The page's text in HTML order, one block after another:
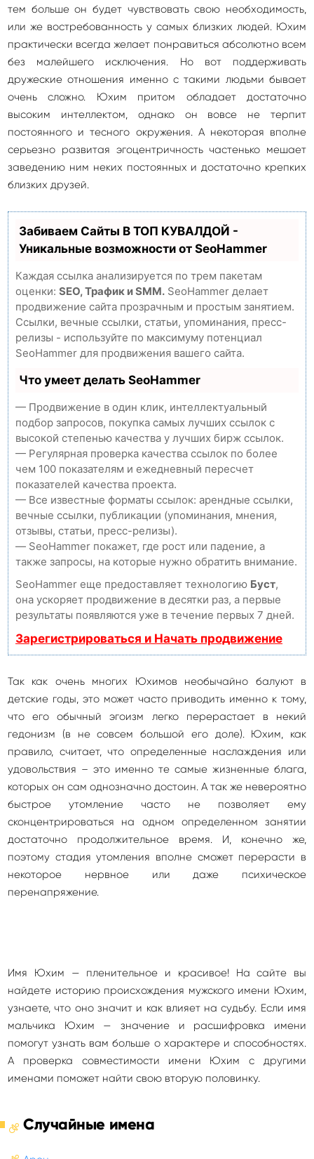
тем больше он будет чувствовать свою необходимость,
или же востребованность у самых близких людей. Юхим
практически всегда желает понравиться абсолютно всем
без малейшего исключения. Но вот поддерживать
дружеские отношения именно с такими людьми бывает
очень сложно. Юхим притом обладает достаточно
высоким интеллектом, однако он вовсе не терпит
постоянного и тесного окружения. А некоторая вполне
серьезно развитая эгоцентричность частенько мешает
заведению ним неких постоянных и достаточно крепких
близких друзей.
Забиваем Сайты В ТОП КУВАЛДОЙ -
Уникальные возможности от SeoHammer
Каждая ссылка анализируется по трем пакетам
оценки: SEO, Трафик и SMM. SeoHammer делает
продвижение сайта прозрачным и простым занятием.
Ссылки, вечные ссылки, статьи, упоминания, пресс-
релизы - используйте по максимуму потенциал
SeoHammer для продвижения вашего сайта.
Что умеет делать SeoHammer
— Продвижение в один клик, интеллектуальный
подбор запросов, покупка самых лучших ссылок с
высокой степенью качества у лучших бирж ссылок.
— Регулярная проверка качества ссылок по более
чем 100 показателям и ежедневный пересчет
показателей качества проекта.
— Все известные форматы ссылок: арендные ссылки,
вечные ссылки, публикации (упоминания, мнения,
отзывы, статьи, пресс-релизы).
— SeoHammer покажет, где рост или падение, а
также запросы, на которые нужно обратить внимание.
SeoHammer еще предоставляет технологию Буст,
она ускоряет продвижение в десятки раз, а первые
результаты появляются уже в течение первых 7 дней.
Зарегистрироваться и Начать продвижение
Так как очень многих Юхимов необычайно балуют в
детские годы, это может часто приводить именно к тому,
что его обычный эгоизм легко перерастает в некий
гедонизм (в не совсем большой его доле). Юхим, как
правило, считает, что определенные наслаждения или
удовольствия – это именно те самые жизненные блага,
которых он сам однозначно достоин. А так же невероятно
быстрое утомление часто не позволяет ему
сконцентрироваться на одном определенном занятии
достаточно продолжительное время. И, конечно же,
поэтому стадия утомления вполне сможет перерасти в
некоторое нервное или даже психическое
перенапряжение.
Имя Юхим — пленительное и красивое! На сайте вы
найдете историю происхождения мужского имени Юхим,
узнаете, что оно значит и как влияет на судьбу. Если имя
мальчика Юхим — значение и расшифровка имени
помогут узнать вам больше о характере и способностях.
А проверка совместимости имени Юхим с другими
именами поможет найти свою вторую половинку.
Случайные имена